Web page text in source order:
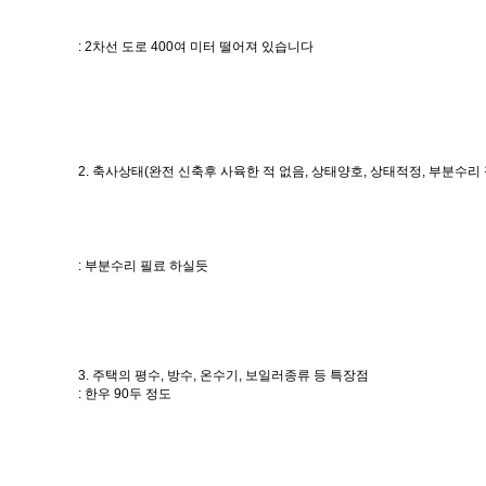
: 2차선 도로 400여 미터 떨어져 있습니다
2. 축사상태(완전 신축후 사육한 적 없음, 상태양호, 상태적정, 부분수리
: 부분수리 필료 하실듯
3. 주택의 평수, 방수, 온수기, 보일러종류 등 특장점
: 한우 90두 정도